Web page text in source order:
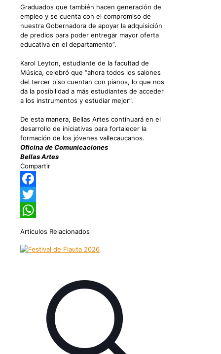
Graduados que también hacen generación de
empleo y se cuenta con el compromiso de
nuestra Gobernadora de apoyar la adquisición
de predios para poder entregar mayor oferta
educativa en el departamento”.
Karol Leyton, estudiante de la facultad de
Música, celebró que “ahora todos los salones
del tercer piso cuentan con pianos, lo que nos
da la posibilidad a más estudiantes de acceder
a los instrumentos y estudiar mejor”.
De esta manera, Bellas Artes continuará en el
desarrollo de iniciativas para fortalecer la
formación de los jóvenes vallecaucanos.
Oficina de Comunicaciones
Bellas Artes
Compartir
Facebook
Twitter
Artículos Relacionados